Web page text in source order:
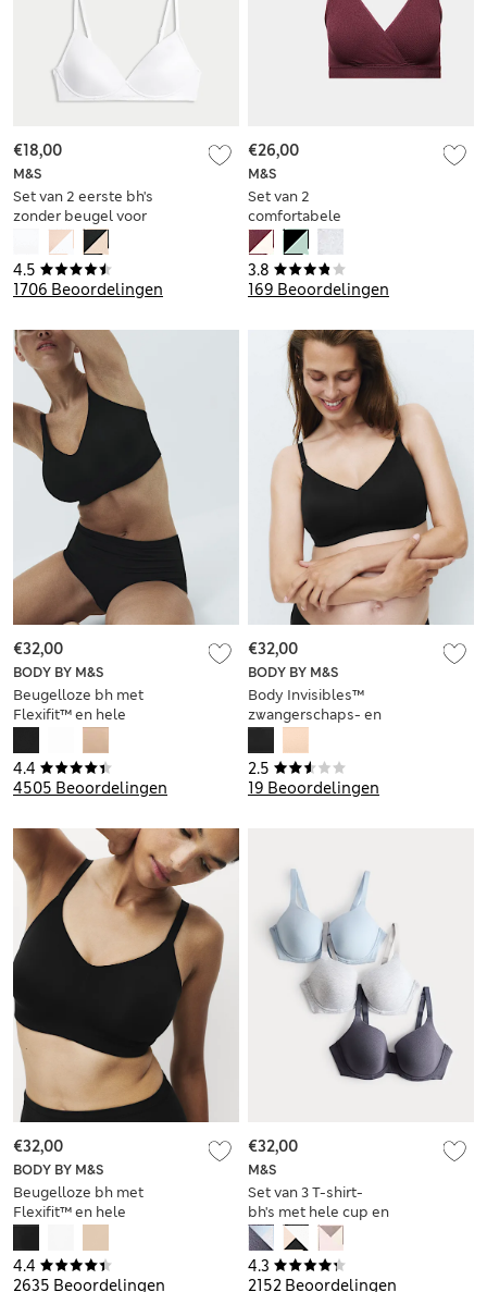
4.5
1706 Beoordelingen
M&S
Set van 2 eerste bh's
zonder beugel voor
cupmaten AA-D
€18,00
3.8
169 Beoordelingen
M&S
Set van 2
comfortabele
voedingsbh's
€26,00
4.4
4505 Beoordelingen
BODY BY M&S
Beugelloze bh met
Flexifit™ en hele
A-E
€32,00
2.5
19 Beoordelingen
BODY BY M&S
Body Invisibles™
zwangerschaps- en
zonder beugel (A-H)
€32,00
4.4
2635 Beoordelingen
BODY BY M&S
Beugelloze bh met
Flexifit™ en hele
F-H
€32,00
4.3
2152 Beoordelingen
M&S
Set van 3 T-shirt-
bh's met hele cup en
beugel voor
cupmaten A-E
€32,00